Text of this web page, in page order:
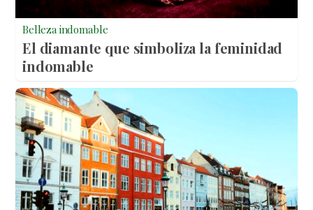
Belleza indomable
El diamante que simboliza la feminidad
indomable